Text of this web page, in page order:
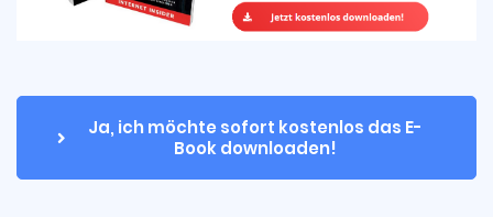
Ja, ich möchte sofort kostenlos das E-
Book downloaden!